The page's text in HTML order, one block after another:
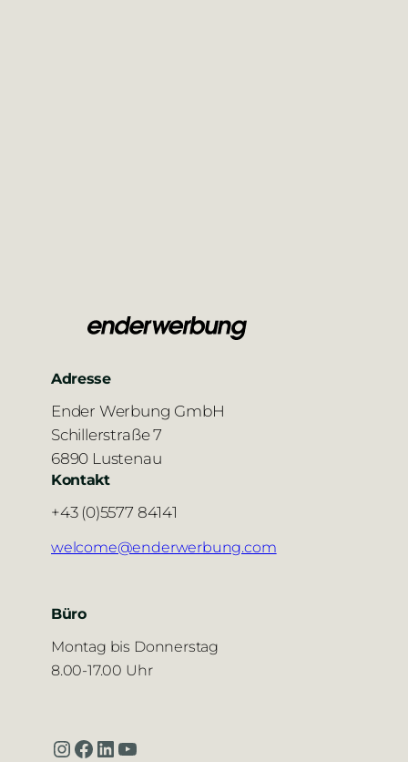
Adresse
Ender Werbung GmbH
Schillerstraße 7
6890 Lustenau
Kontakt
+43 (0)5577 84141
welcome@enderwerbung.com
Büro
Montag bis Donnerstag
8.00-17.00 Uhr
InstagramFacebook LinkedIn YouTube